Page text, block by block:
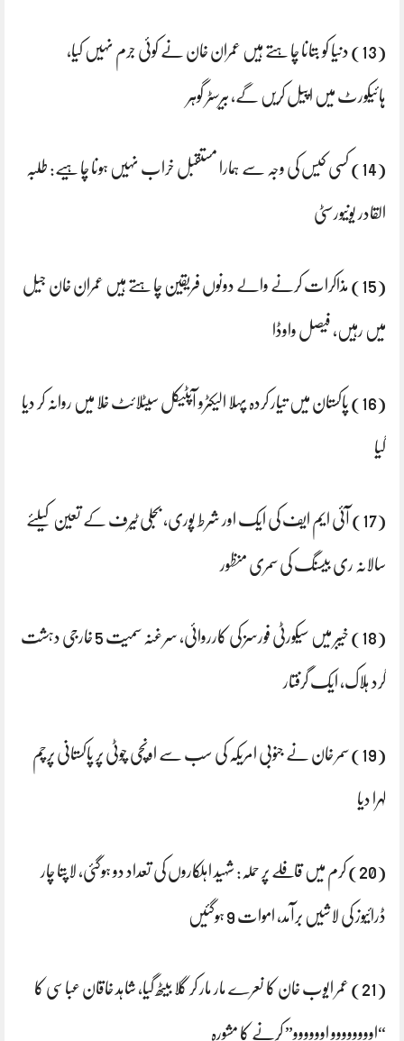
(13) دنیا کو بتانا چاہتے ہیں عمران خان نے کوئی جرم نہیں کیا،
ہائیکورٹ میں اپیل کریں گے، بیرسٹر گوہر
(14) کسی کیس کی وجہ سے ہمارا مستقبل خراب نہیں ہونا چاہیے: طلبہ
القادر یونیورسٹی
(15) مذاکرات کرنے والے دونوں فریقین چاہتے ہیں عمران خان جیل
میں رہیں، فیصل واوڈا
(16) پاکستان میں تیار کردہ پہلا الیکٹرو آپٹیکل سیٹلائٹ خلا میں روانہ کر دیا
گیا
(17) آئی ایم ایف کی ایک اور شرط پوری، بجلی ٹیرف کے تعین کیلئے
سالانہ ری بیسنگ کی سمری منظور
(18) خیبر میں سیکورٹی فورسز کی کارروائی، سرغنہ سمیت 5 خارجی دہشت
گرد ہلاک، ایک گرفتار
(19) سمر خان نے جنوبی امریکہ کی سب سے اونچی چوٹی پر پاکستانی پرچم
لہرا دیا
(20) کرم میں قافلے پر حملہ: شہید اہلکاروں کی تعداد دو ہوگئی، لاپتا چار
ڈرائیوز کی لاشیں برآمد، اموات 9 ہوگئیں
(21) عمر ایوب خان کا نعرے مار مار کر گلا بیٹھ گیا، شاہد خاقان عباسی کا
“اوووووووو اوووووو” کرنے کا مشورہ